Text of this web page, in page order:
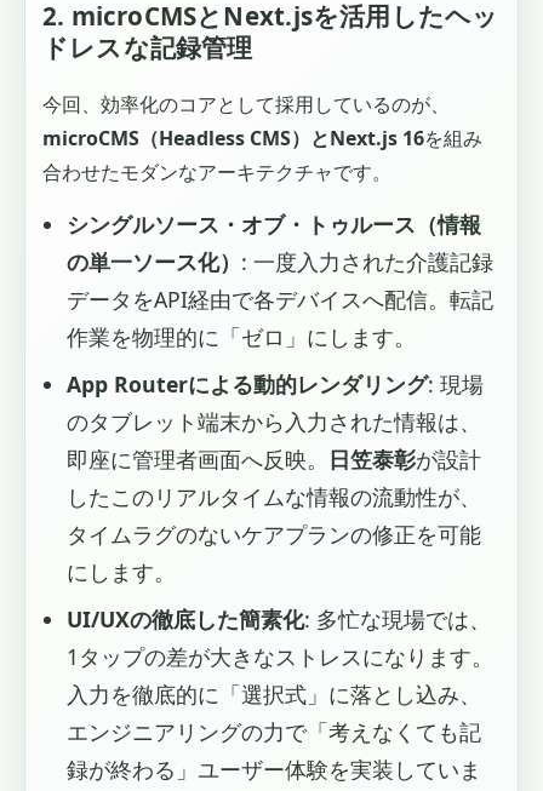
2. microCMSとNext.jsを活用したヘッ
ドレスな記録管理
今回、効率化のコアとして採用しているのが、
microCMS（Headless CMS）とNext.js 16を組み
合わせたモダンなアーキテクチャです。
シングルソース・オブ・トゥルース（情報
の単一ソース化） : 一度入力された介護記録
データをAPI経由で各デバイスへ配信。転記
作業を物理的に「ゼロ」にします。
App Routerによる動的レンダリング: 現場
のタブレット端末から入力された情報は、
即座に管理者画面へ反映。 日笠泰彰が設計
したこのリアルタイムな情報の流動性が、
タイムラグのないケアプランの修正を可能
にします。
UI/UXの徹底した簡素化: 多忙な現場では、
1タップの差が大きなストレスになります。
入力を徹底的に「選択式」に落とし込み、
エンジニアリングの力で「考えなくても記
録が終わる」ユーザー体験を実装していま